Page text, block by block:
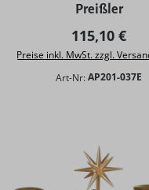
Preißler
Regulärer
115,10 €
Preise inkl. MwSt. zzgl.
Art-Nr:AP201-037E